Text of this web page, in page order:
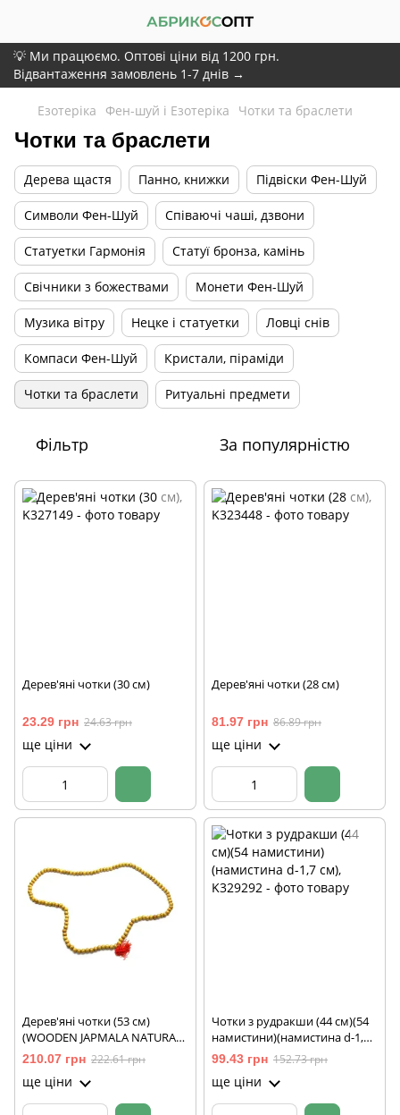
💡 Ми працюємо. Оптові ціни від 1200 грн.
Відвантаження замовлень 1-7 днів →
Езотеріка Фен-шуй і Езотеріка Чотки та браслети
Чотки та браслети
Дерева щастя Панно, книжки Підвіски Фен-Шуй
Символи Фен-Шуй Співаючі чаші, дзвони
Статуетки Гармонія Статуї бронза, камінь
Свічники з божествами Монети Фен-Шуй
Музика вітру Нецке і статуетки Ловці снів
Компаси Фен-Шуй Кристали, піраміди
Чотки та браслети Ритуальні предмети
Фільтр За популярністю
Дерев'яні чотки (30 см)
23.29 грн 24.63 грн
ще ціни
Дерев'яні чотки (28 см)
81.97 грн 86.89 грн
ще ціни
Дерев'яні чотки (53 см)
(WOODEN JAPMALA NATURAL
{LARGE})
210.07 грн 222.61 грн
ще ціни
Чотки з рудракши (44 см)(54
намистини)(намистина d-1,7
см)
99.43 грн 152.73 грн
ще ціни